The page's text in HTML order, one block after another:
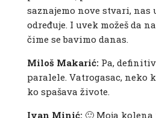
saznajemo nove stvari,
određuje. I uvek možeš da
čime se bavimo danas.
Miloš Makarić:Pa,
paralele. Vatrogasac, neko
ko spašava živote.
Ivan Minić:🙂 Moja kolena